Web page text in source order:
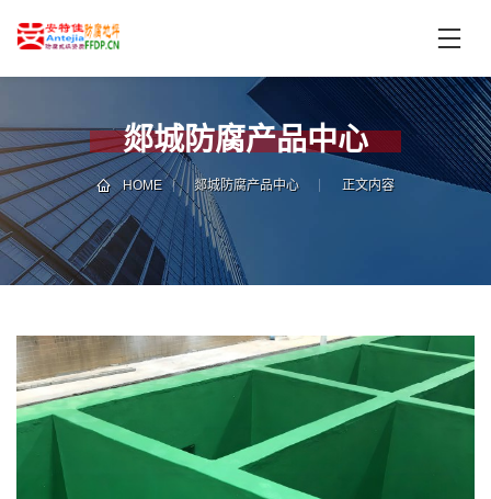
页
中
心
技
术
支
持
服
务
案
资
讯
服
务
区
郯城防腐产品中心
HOME 郯城防腐产品中心 正文内容